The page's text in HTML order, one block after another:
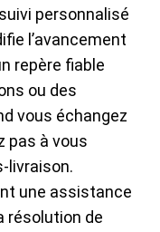
personnalisé
l’avancement
repère fiable
ou des
vous échangez
pas à vous
livraison.
une assistance
résolution de